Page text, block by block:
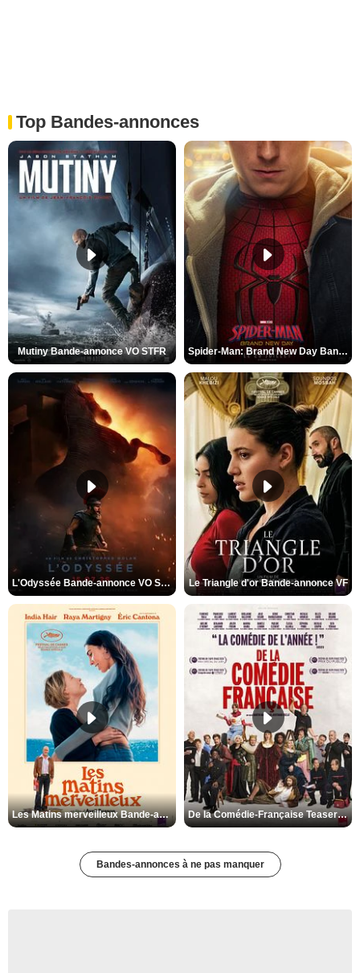
Top Bandes-annonces
Mutiny Bande-annonce VO STFR Spider-Man: Brand New Day Bande-annonce VO STFR
L'Odyssée Bande-annonce VO STFR Le Triangle d'or Bande-annonce VF
Les Matins merveilleux Bande-annonce VF De la Comédie-Française Teaser VF
Bandes-annonces à ne pas manquer